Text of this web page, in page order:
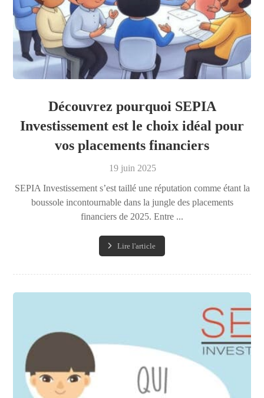
Découvrez pourquoi SEPIA
Investissement est le choix idéal pour
vos placements financiers
19 juin 2025
SEPIA Investissement s’est taillé une réputation comme étant la
boussole incontournable dans la jungle des placements
financiers de 2025. Entre ...
Lire l'article